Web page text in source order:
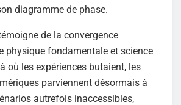
diagramme de phase.
de la convergence
physique fondamentale et science
où les expériences butaient, les
parviennent désormais à
autrefois inaccessibles,